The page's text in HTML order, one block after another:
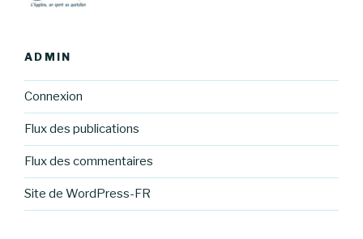
ADMIN
Connexion
Flux des publications
Flux des commentaires
Site de WordPress-FR